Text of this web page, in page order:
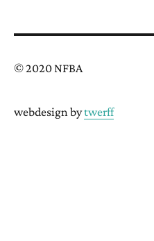
© 2020 NFBA
webdesign bytwerff